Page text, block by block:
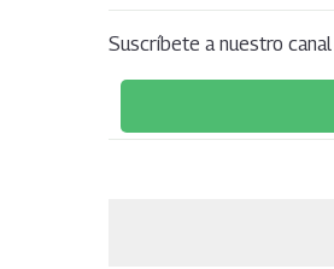
Suscríbete a nuestro